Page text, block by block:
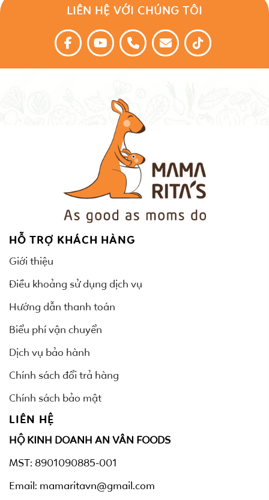
LIÊN HỆ VỚI CHÚNG TÔI
HỖ TRỢ KHÁCH HÀNG
Giới thiệu
Điều khoảng sử dụng dịch vụ
Hướng dẫn thanh toán
Biểu phí vận chuyển
Dịch vụ bảo hành
Chính sách đổi trả hàng
Chính sách bảo mật
LIÊN HỆ
HỘ KINH DOANH AN VÂN FOODS
MST: 8901090885-001
Email: mamaritavn@gmail.com